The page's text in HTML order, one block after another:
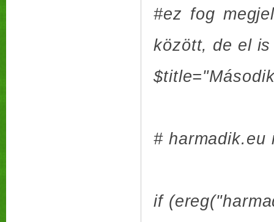
#ez fog
között, de el
# harmadik.eu
if